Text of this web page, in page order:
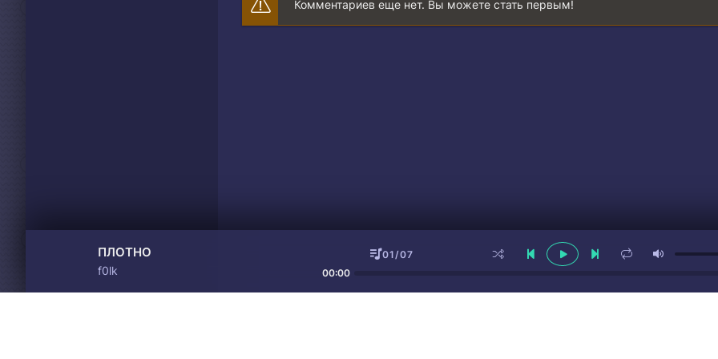
Забуду, но вспомню всё, когда себя буду линчевать
Комментариев еще нет. Вы можете стать первым!
ПЛОТНО
f0lk
01/07
00:00